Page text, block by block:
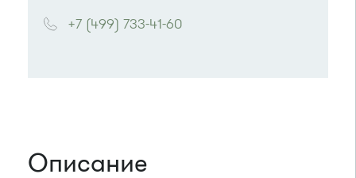
Автобус № 5, 17, 18, 20, 22.
Маршрутка № 164, 417м, 460м, 479м, 707м
+7 (499) 733-41-60
Описание